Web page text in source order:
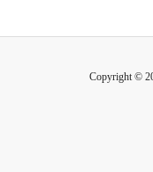
Copyright ©